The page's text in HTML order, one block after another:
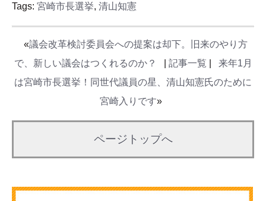
Tags: 宮崎市長選挙, 清山知憲
«議会改革検討委員会への提案は却下。旧来のやり方
で、新しい議会はつくれるのか？
記事一覧
来年1月
は宮崎市長選挙！同世代議員の星、清山知憲氏のために
宮崎入りです»
ページトップへ